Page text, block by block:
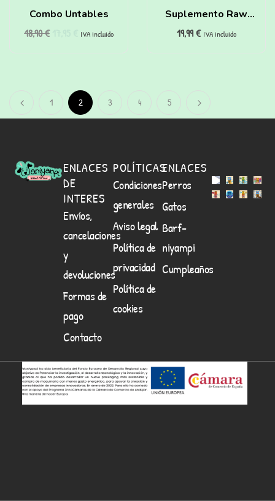
Combo Untables
18,90€ IVA incluido
Suplemento Raw
Derma para perros
19,99€ IVA incluido
1 2 3 4 5
ENLACES
DE
INTERES
Envíos,
cancelaciones
y
devoluciones
Formas de
pago
Contacto
POLÍTICAS
Condiciones
generales
Aviso legal
Política de
privacidad
Política de
cookies
ENLACES
Perros
Gatos
Barf-
niyampi
Cumpleaños